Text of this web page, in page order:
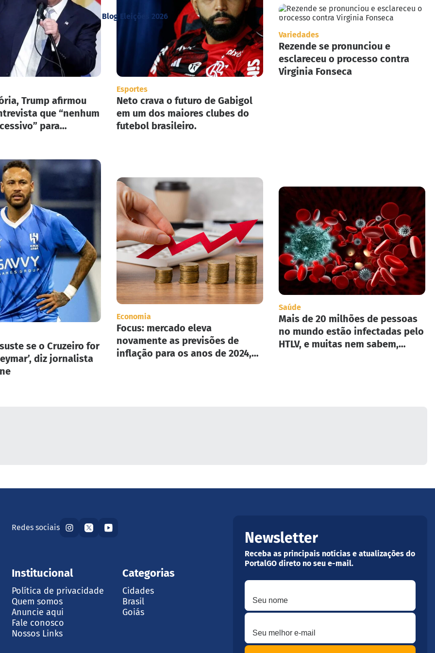
Blog Eleições 2026
Trump afirmou
que “nenhum
para
Esportes
Neto crava o futuro de Gabigol
em um dos maiores clubes do
futebol brasileiro.
Variedades
Rezende se pronunciou e
esclareceu o processo contra
Virginia Fonseca
se o Cruzeiro for
diz jornalista
Economia
Focus: mercado eleva
novamente as previsões de
inflação para os anos de 2024,
Saúde
Mais de 20 milhões de pessoas
no mundo estão infectadas pelo
HTLV, e muitas nem sabem,
Redes sociais
Institucional
Política de privacidade
Quem somos
Anuncie aqui
Fale conosco
Nossos Links
Categorias
Cidades
Brasil
Goiás
Newsletter
Receba as principais notícias e atualizações do
PortalGO direto no seu e-mail.
Seu nome
Seu melhor e-mail